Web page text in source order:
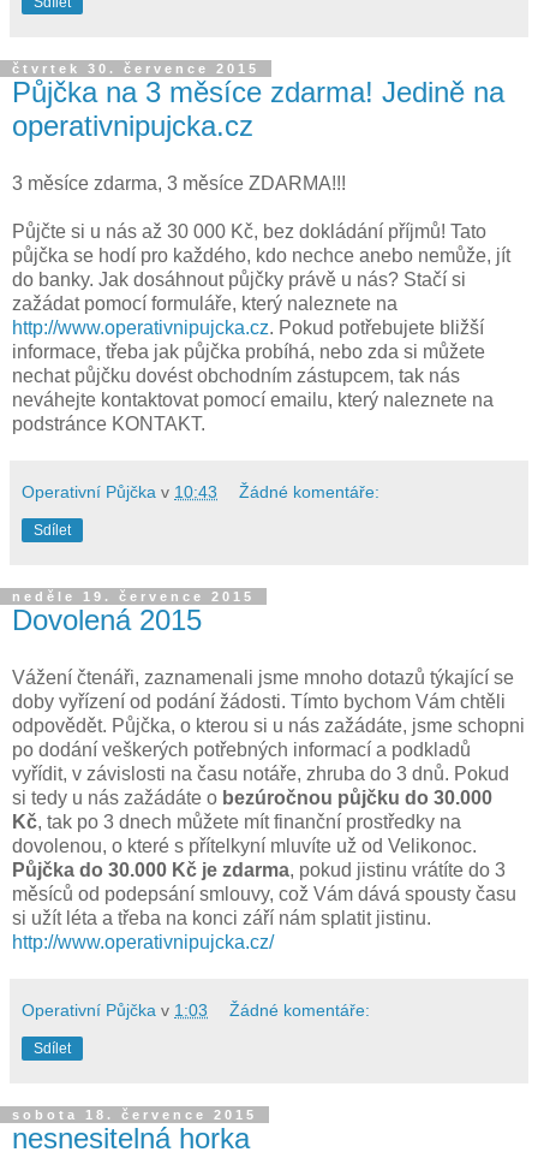
čtvrtek 30. července 2015
Půjčka na 3 měsíce zdarma! Jedině na
operativnipujcka.cz
3 měsíce zdarma, 3 měsíce ZDARMA!!!
Půjčte si u nás až 30 000 Kč, bez dokládání příjmů! Tato
půjčka se hodí pro každého, kdo nechce anebo nemůže, jít
do banky. Jak dosáhnout půjčky právě u nás? Stačí si
zažádat pomocí formuláře, který naleznete na
http://www.operativnipujcka.cz. Pokud potřebujete bližší
informace, třeba jak půjčka probíhá, nebo zda si můžete
nechat půjčku dovést obchodním zástupcem, tak nás
neváhejte kontaktovat pomocí emailu, který naleznete na
podstránce KONTAKT.
Operativní Půjčka v 10:43 Žádné komentáře:
Sdílet
neděle 19. července 2015
Dovolená 2015
Vážení čtenáři, zaznamenali jsme mnoho dotazů týkající se
doby vyřízení od podání žádosti. Tímto bychom Vám chtěli
odpovědět. Půjčka, o kterou si u nás zažádáte, jsme schopni
po dodání veškerých potřebných informací a podkladů
vyřídit, v závislosti na času notáře, zhruba do 3 dnů. Pokud
si tedy u nás zažádáte o bezúročnou půjčku do 30.000
Kč, tak po 3 dnech můžete mít finanční prostředky na
dovolenou, o které s přítelkyní mluvíte už od Velikonoc.
Půjčka do 30.000 Kč je zdarma, pokud jistinu vrátíte do 3
měsíců od podepsání smlouvy, což Vám dává spousty času
si užít léta a třeba na konci září nám splatit jistinu.
http://www.operativnipujcka.cz/
Operativní Půjčka v 1:03 Žádné komentáře:
Sdílet
sobota 18. července 2015
nesnesitelná horka